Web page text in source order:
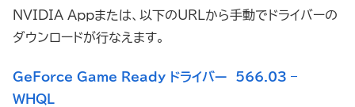
NVIDIA Appまたは、以下のURLから手動でドライバーの
ダウンロードが行なえます。
GeForce Game Ready ドライバー 566.03 –
WHQL